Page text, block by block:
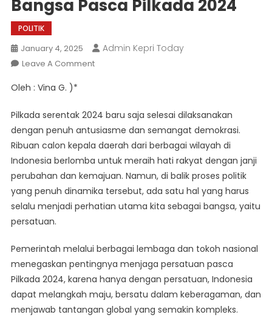
Bangsa Pasca Pilkada 2024
POLITIK
January 4, 2025 Admin Kepri Today
Leave A CommentOn
Persatuan
Bangsa
Pasca
Pilkada
2024
Oleh : Vina G. )*
Pilkada serentak 2024 baru saja selesai dilaksanakan
dengan penuh antusiasme dan semangat demokrasi.
Ribuan calon kepala daerah dari berbagai wilayah di
Indonesia berlomba untuk meraih hati rakyat dengan janji
perubahan dan kemajuan. Namun, di balik proses politik
yang penuh dinamika tersebut, ada satu hal yang harus
selalu menjadi perhatian utama kita sebagai bangsa, yaitu
persatuan.
Pemerintah melalui berbagai lembaga dan tokoh nasional
menegaskan pentingnya menjaga persatuan pasca
Pilkada 2024, karena hanya dengan persatuan, Indonesia
dapat melangkah maju, bersatu dalam keberagaman, dan
menjawab tantangan global yang semakin kompleks.